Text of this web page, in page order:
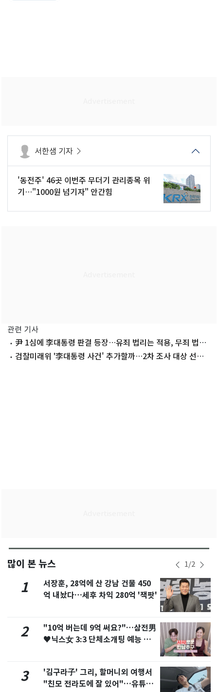
서한샘 기자
'동전주' 46곳 이번주 무더기 관리종목 위
기…"1000원 넘기자" 안간힘
관련 기사
尹 1심에 李대통령 판결 등장…유죄 법리는 적용, 무죄 법리
는 배척
검찰미래위 '李대통령 사건' 추가할까…2차 조사 대상 선정
많이 본 뉴스 1/2
1
서장훈, 28억에 산 강남 건물 450
억 내놨다…세후 차익 280억 '잭팟'
2
"10억 버는데 9억 써요?"…삼전男
♥닉스女 3:3 단체소개팅 예능 화
3
'김구라子' 그리, 할머니외 여행서
"친모 전라도에 잘 있어"…유튜브